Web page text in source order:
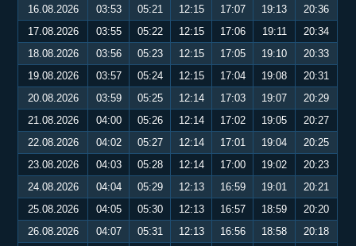
16.08.2026
03:53 05:21 12:15 17:07 19:13
20:36
17.08.2026
03:55 05:22 12:15 17:06 19:11
20:34
18.08.2026
03:56 05:23 12:15 17:05 19:10
20:33
19.08.2026
03:57 05:24 12:15 17:04 19:08
20:31
20.08.2026
03:59 05:25 12:14 17:03 19:07
20:29
21.08.2026
04:00 05:26 12:14 17:02 19:05
20:27
22.08.2026
04:02 05:27 12:14 17:01 19:04
20:25
23.08.2026
04:03 05:28 12:14 17:00 19:02
20:23
24.08.2026
04:04 05:29 12:13 16:59 19:01
20:21
25.08.2026
04:05 05:30 12:13 16:57 18:59
20:20
26.08.2026
04:07 05:31 12:13 16:56 18:58
20:18